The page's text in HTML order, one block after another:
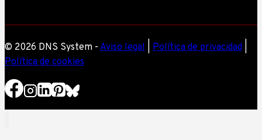
© 2026 DNS System - Aviso legal Política de privacidad
Política de cookies